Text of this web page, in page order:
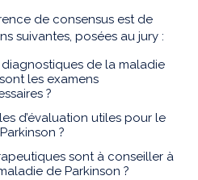
de consensus est de
suivantes, posées au jury :
de la maladie
les examens
?
d’évaluation utiles pour le
?
sont à conseiller à
de Parkinson ?